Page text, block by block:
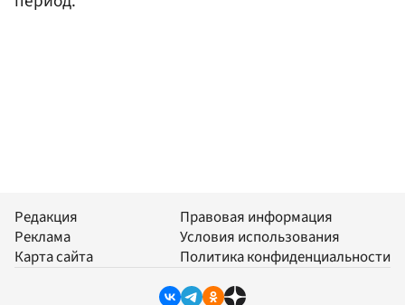
Редакция
Реклама
Карта сайта
Правовая информация
Условия использования
Политика конфиденциальности